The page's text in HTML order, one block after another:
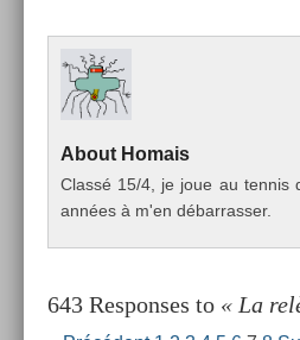
About Homais
Classé 15/4, je joue au ten­nis
années à m'en débar­rass­er.
643 Responses to « La